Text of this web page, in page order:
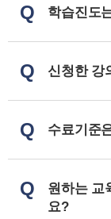
Q 학습진도
Q 신청한 강
Q 수료기준
Q
원하는 교
요?